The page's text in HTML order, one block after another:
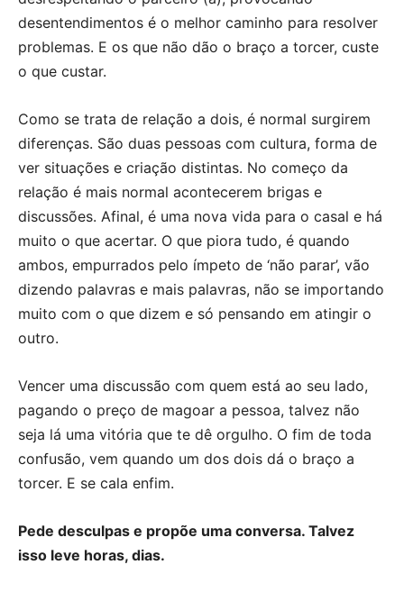
desentendimentos é o melhor caminho para resolver
problemas. E os que não dão o braço a torcer, custe
o que custar.
Como se trata de relação a dois, é normal surgirem
diferenças. São duas pessoas com cultura, forma de
ver situações e criação distintas. No começo da
relação é mais normal acontecerem brigas e
discussões. Afinal, é uma nova vida para o casal e há
muito o que acertar. O que piora tudo, é quando
ambos, empurrados pelo ímpeto de ‘não parar’, vão
dizendo palavras e mais palavras, não se importando
muito com o que dizem e só pensando em atingir o
outro.
Vencer uma discussão com quem está ao seu lado,
pagando o preço de magoar a pessoa, talvez não
seja lá uma vitória que te dê orgulho. O fim de toda
confusão, vem quando um dos dois dá o braço a
torcer. E se cala enfim.
Pede desculpas e propõe uma conversa. Talvez
isso leve horas, dias.